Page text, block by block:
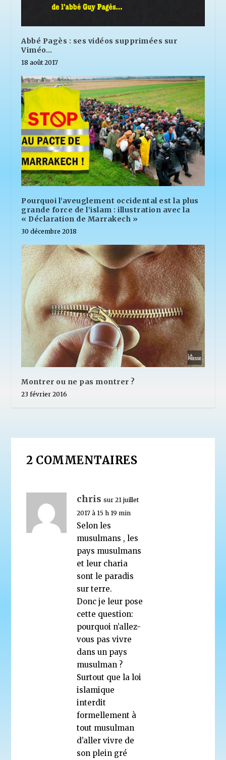
Abbé Pagès : ses vidéos supprimées sur
Viméo…
18 août 2017
Pourquoi l’aveuglement occidental est la plus
grande force de l’islam : illustration avec la
« Déclaration de Marrakech »
30 décembre 2018
Montrer ou ne pas montrer ?
23 février 2016
2 COMMENTAIRES
chris sur 21 juillet
2017 à 15 h 19 min
Selon les
musulmans , les
pays musulmans
et leur charia
sont le paradis
sur terre.
Donc je leur pose
cette question:
pourquoi n’allez-
vous pas vivre
dans un pays
musulman ?
Surtout que la loi
islamique
interdit
formellement à
tout musulman
d’aller vivre de
son plein gré